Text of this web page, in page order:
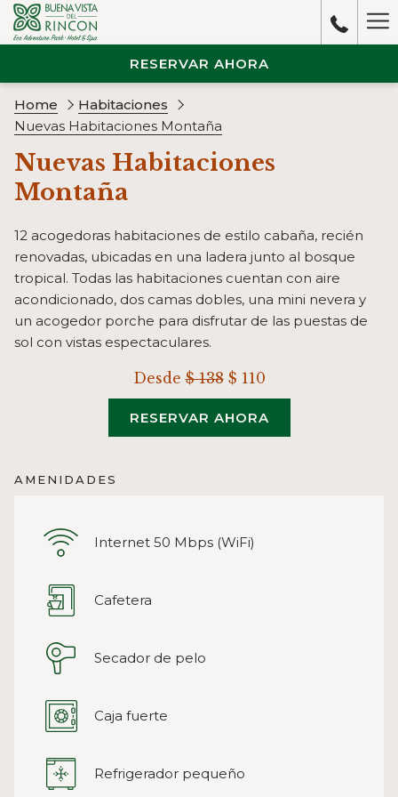
RESERVAR AHORA
Home
Habitaciones
Nuevas Habitaciones Montaña
Nuevas Habitaciones
Montaña
12 acogedoras habitaciones de estilo cabaña, recién
renovadas, ubicadas en una ladera junto al bosque
tropical. Todas las habitaciones cuentan con aire
acondicionado, dos camas dobles, una mini nevera y
un acogedor porche para disfrutar de las puestas de
sol con vistas espectaculares.
Desde$ 138 $ 110
RESERVAR AHORA
AMENIDADES
Internet 50 Mbps (WiFi)
Cafetera
Secador de pelo
Caja fuerte
Refrigerador pequeño